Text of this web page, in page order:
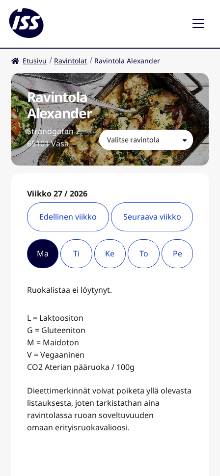
Ravintolat
Kahvilat
FI
Etusivu Ravintolat Ravintola Alexander
Ravintola
Alexander
Strandgatan 2,
65101 Vasa
Viikko 27 / 2026
Edellinen viikko
Ma Ti Ke To Pe
Seuraava viikko
Ruokalistaa ei löytynyt.
L = Laktoositon
G = Gluteeniton
M = Maidoton
V = Vegaaninen
CO2 Aterian pääruoka / 100g
Dieettimerkinnät voivat poiketa yllä olevasta
listauksesta, joten tarkistathan aina
ravintolassa ruoan soveltuvuuden
omaan erityisruokavalioosi.